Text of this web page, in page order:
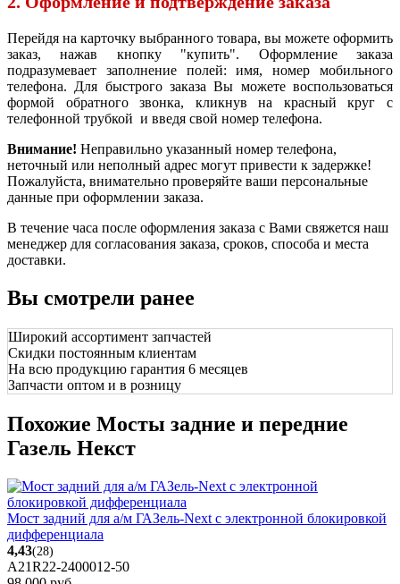
Перейдя на карточку выбранного товара, вы можете оформить
заказ, нажав кнопку "купить". Оформление заказа
подразумевает заполнение полей: имя, номер мобильного
телефона. Для быстрого заказа Вы можете воспользоваться
формой обратного звонка, кликнув на красный круг с
телефонной трубкой и введя свой номер телефона.
Внимание! Неправильно указанный номер телефона,
неточный или неполный адрес могут привести к задержке!
Пожалуйста, внимательно проверяйте ваши персональные
данные при оформлении заказа.
В течение часа после оформления заказа с Вами свяжется наш
менеджер для согласования заказа, сроков, способа и места
доставки.
Вы смотрели ранее
Широкий ассортимент запчастей
Скидки постоянным клиентам
На всю продукцию гарантия 6 месяцев
Запчасти оптом и в розницу
Похожие Мосты задние и передние
Газель Некст
Мост задний для а/м ГАЗель-Next с электронной блокировкой
дифференциала
4,43(28)
А21R22-2400012-50